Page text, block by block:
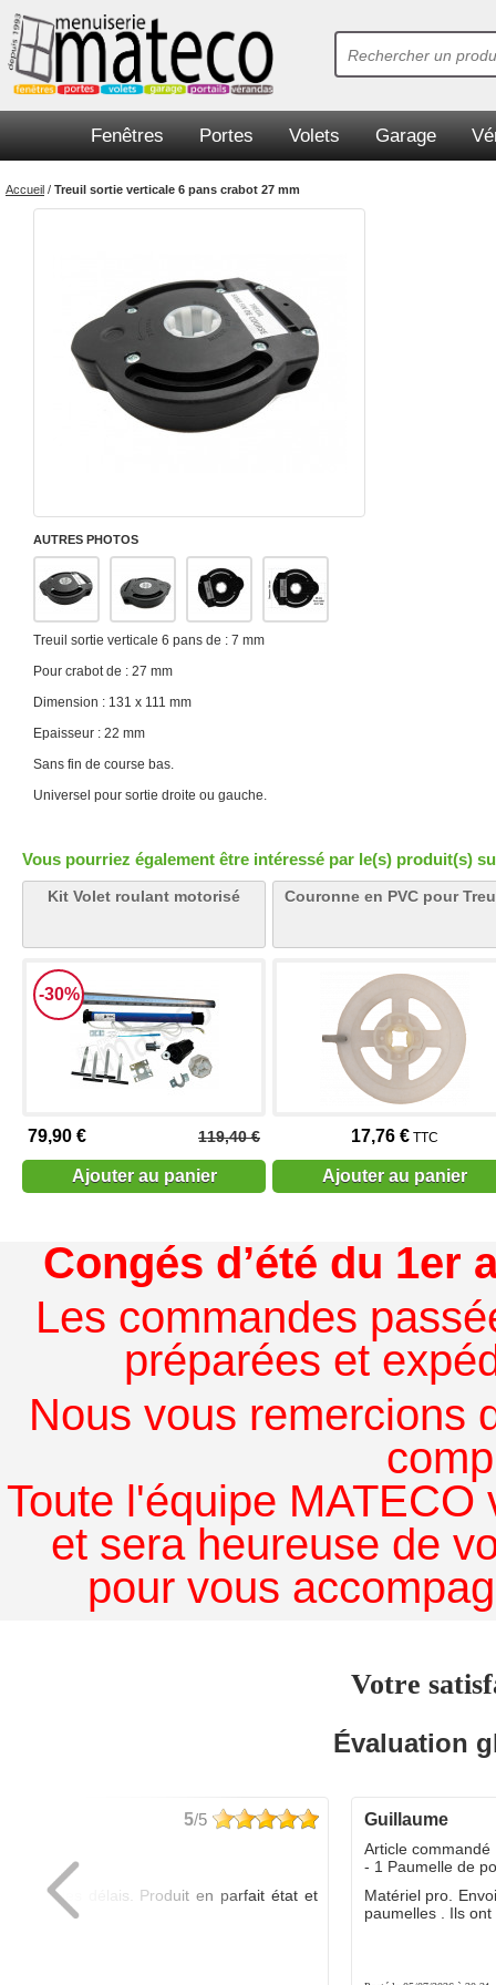
Fenêtres Portes Volets Garage
Accueil / Treuil sortie verticale 6 pans crabot 27 mm
AUTRES PHOTOS
Treuil sortie verticale 6 pans de : 7 mm
Pour crabot de : 27 mm
Dimension : 131 x 111 mm
Epaisseur : 22 mm
Sans fin de course bas.
Universel pour sortie droite ou gauche.
Vous pourriez également être intéressé par le(s) produit(s)
Kit Volet roulant motorisé
-30%
119,40 €
79,90 €
Ajouter au panier
Couronne en PVC pour
17,76 €TTC
Ajouter au panier
Congés d’été du 1er
Les commandes
préparées et
Nous vous remercions
Toute l'équipe
et sera heureuse de
pour vous
Votre
Évaluation
5/5
dans les délais. Produit en parfait état et
guillaume
Article commandé
- 1 Paumelle de
Matériel pro.
paumelles . Ils ont